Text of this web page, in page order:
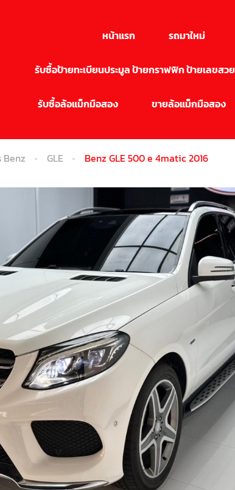
หน้าแรก รถมาใหม่
รับซื้อป้ายทะเบียนประมูล ป้ายกราฟฟิก ป้ายเลขสวย
รับซื้อล้อแม็กมือสอง ขายล้อแม็กมือสอง
Benz GLE Benz GLE 500 e 4matic 2016